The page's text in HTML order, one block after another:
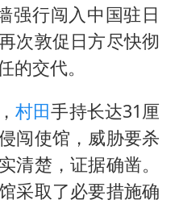
强行闯入中国驻日
次敦促日方尽快彻
的交代。
村田手持长达31厘
闯使馆，威胁要杀
清楚，证据确凿。
采取了必要措施确